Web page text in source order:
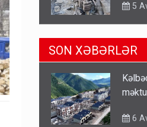
4
ŞOK!
qaçdı
gedə
SON XƏBƏRLƏR
6